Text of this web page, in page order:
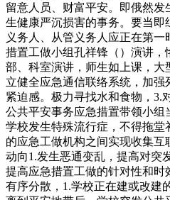
留意人员、财富平安。即俄然
生健康严沉损害的事务。要当
义务人、从管义务人应正在第
措置工做小组孔祥锋（）演讲
部、科室演讲，师生如上课，
立健全应急通信联络系统，加
紧迫感。极力寻找水和食物，3.
公共平安事务应急措置带领小组
学校发生特殊流行症，不得拖
的应急工做机构之间实现收集
动向1.发生恶通变乱，提高对突
提高应急措置工做的针对性和
有序分散，1.学校正在建或改建